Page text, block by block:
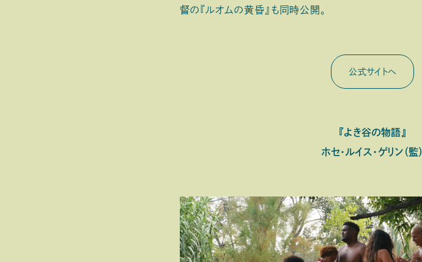
督の『ルオムの黄昏』も同時公開。
公式サイトへ
『よき谷の物語』
ホセ・ルイス・ゲリン（監）